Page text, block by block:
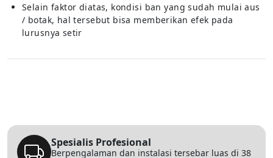
Selain faktor diatas, kondisi ban yang sudah mulai aus
/ botak, hal tersebut bisa memberikan efek pada
lurusnya setir
Spesialis Profesional
Berpengalaman dan instalasi tersebar luas di 38